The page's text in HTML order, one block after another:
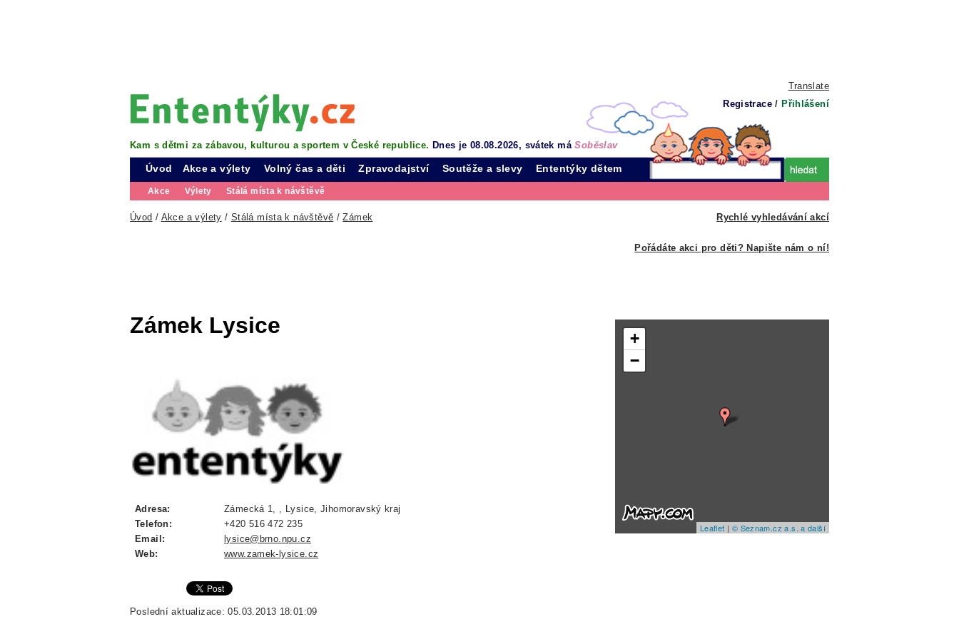
Translate
Registrace / Přihlášení
Kam s dětmi za zábavou, kulturou a sportem v České republice. Dnes je 08.08.2026, svátek máSoběslav
Úvod Akce a výlety
Akce Výlety Stálá místa k návštěvě
Volný čas a děti Zpravodajství Soutěže a slevy Ententýky dětem
Rychlé vyhledávání akcí
Úvod / Akce a výlety / Stálá místa k návštěvě /Zámek
Pořádáte akci pro děti? Napište nám o ní!
Zámek Lysice
Adresa:
Zámecká 1, , Lysice, Jihomoravský kraj
Telefon:
+420 516 472 235
Email:
lysice@brno.npu.cz
Web:
www.zamek-lysice.cz
Poslední aktualizace: 05.03.2013 18:01:09
+
−
Leaflet | © Seznam.cz a.s. a další